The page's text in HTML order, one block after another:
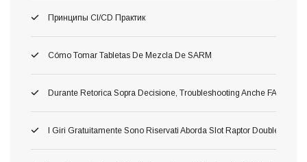
Принципы CI/CD Практик
Cómo Tomar Tabletas De Mezcla De SARM
Durante Retorica Sopra Decisione, Troubleshooting Anche FAQ
I Giri Gratuitamente Sono Riservati Aborda Slot Raptor Doublemax